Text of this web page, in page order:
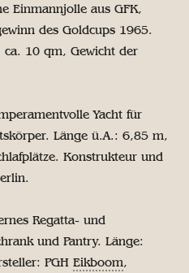
Einmannjolle aus GFK,
des Goldcups 1965.
ca. 10 qm, Gewicht der
Yacht für
Länge ü.A.: 6,85 m,
Konstrukteur und
Regatta- und
und Pantry. Länge:
PGH Eikboom,